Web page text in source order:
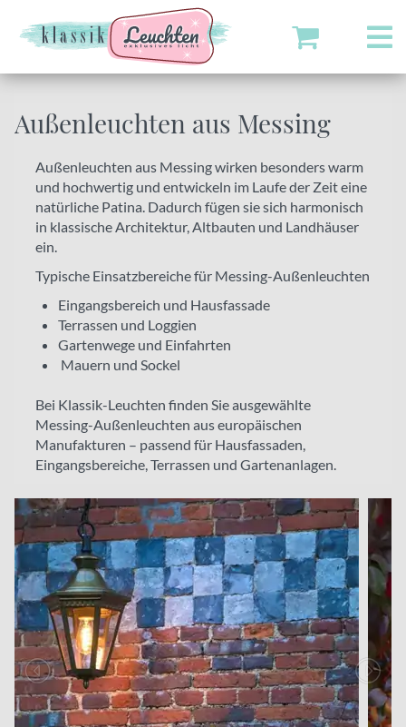
Außenleuchten aus Messing
Außenleuchten aus Messing wirken besonders warm
und hochwertig und entwickeln im Laufe der Zeit eine
natürliche Patina. Dadurch fügen sie sich harmonisch
in klassische Architektur, Altbauten und Landhäuser
ein.
Typische Einsatzbereiche für Messing-Außenleuchten
Eingangsbereich und Hausfassade
Terrassen und Loggien
Gartenwege und Einfahrten
Mauern und Sockel
Bei Klassik-Leuchten finden Sie ausgewählte
Messing-Außenleuchten aus europäischen
Manufakturen – passend für Hausfassaden,
Eingangsbereiche, Terrassen und Gartenanlagen.